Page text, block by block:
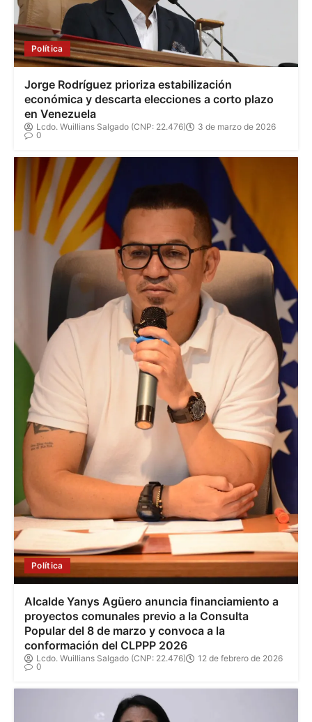
Política
Jorge Rodríguez prioriza estabilización
económica y descarta elecciones a corto plazo
en Venezuela
Lcdo. Wuillians Salgado (CNP: 22.476)
3 de marzo de 2026
0
Política
Alcalde Yanys Agüero anuncia financiamiento a
proyectos comunales previo a la Consulta
Popular del 8 de marzo y convoca a la
conformación del CLPPP 2026
Lcdo. Wuillians Salgado (CNP: 22.476)
12 de febrero de 2026
0